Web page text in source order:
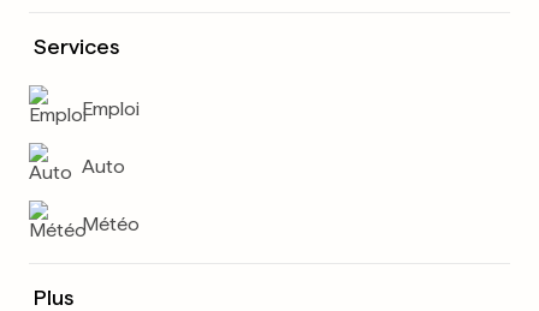
Services
Emploi
Auto
Météo
Plus